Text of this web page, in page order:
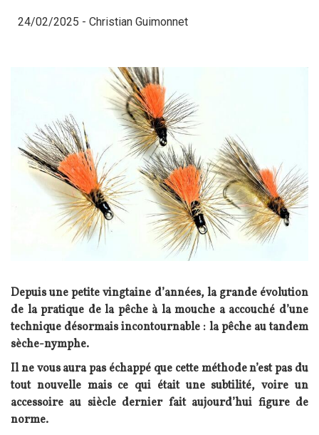
24/02/2025 - Christian Guimonnet
Depuis une petite vingtaine d’années, la grande évolution
de la pratique de la pêche à la mouche a accouché d’une
technique désormais incontournable : la pêche au tandem
sèche-nymphe.
Il ne vous aura pas échappé que cette méthode n’est pas du
tout nouvelle mais ce qui était une subtilité, voire un
accessoire au siècle dernier fait aujourd’hui figure de
norme.